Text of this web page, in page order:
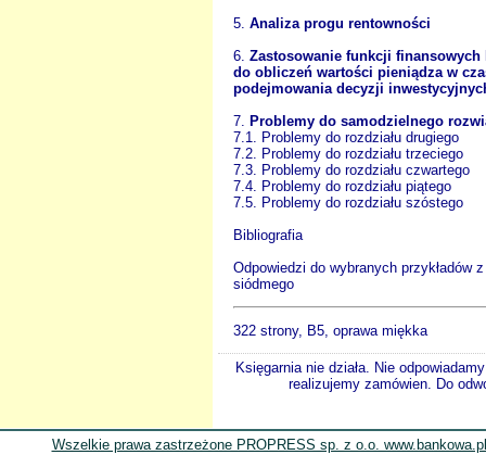
5. Analiza progu rentowności
6. Zastosowanie funkcji finansowych
do obliczeń wartości pieniądza w
podejmowania decyzji
7.
Problemy do samodzielnego
7.1. Problemy do rozdziału drugiego
7.2. Problemy do rozdziału trzeciego
7.3. Problemy do rozdziału czwartego
7.4. Problemy do rozdziału piątego
7.5. Problemy do rozdziału szóstego
Bibliografia
Odpowiedzi do wybranych przykładów z
siódmego
322 strony, B5, oprawa miękka
Księgarnia nie działa. Nie
realizujemy zamówien. Do
Wszelkie prawa zastrzeżone PROPRESS sp. z o.o.